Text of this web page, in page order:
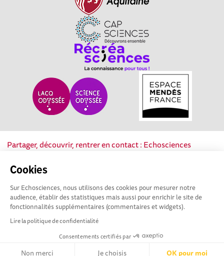
Cookies
Sur Echosciences, nous utilisons des cookies pour mesurer notre
audience, établir des statistiques mais aussi pour enrichir le site de
fonctionnalités supplémentaires (commentaires et widgets).
Lire la politique de confidentialité
Consentements certifiés par
Non merci Je choisis OK pour moi
Partager, découvrir, rentrer en contact : Echosciences
culture scientifique, technique et industrielle de la région.
Mentions légales|Politique de confidentialité|CGU
|Ligne éditoriale